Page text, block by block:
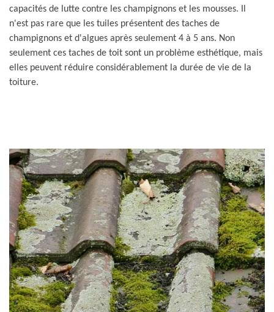
capacités de lutte contre les champignons et les mousses. Il
n'est pas rare que les tuiles présentent des taches de
champignons et d'algues après seulement 4 à 5 ans. Non
seulement ces taches de toit sont un problème esthétique, mais
elles peuvent réduire considérablement la durée de vie de la
toiture.